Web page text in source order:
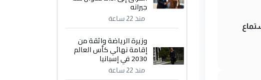
جيرانه
منذ 22 ساعة
وزيرة الرياضة واثقة من
إقامة نهائي كأس العالم
2030 في إسبانيا
منذ 22 ساعة